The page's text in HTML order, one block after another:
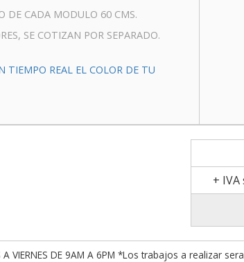
DE CADA MODULO 60 CMS.
SE COTIZAN POR SEPARADO.
TIEMPO REAL EL COLOR DE TU
+
CONTRATO. a) EL CLIENTE pagará a ON TIME la cantidad del 25% del monto contratado , A LA FIRMA DEL PRESENTE CONTRATO como anticipo del trabajo. b) EL CLIENTE pagará a ON TIME la cantidad de 75% del total contratado, PREVIO A LA PRIMERA VISITA DE INSTALACIÓN PARA PODER EFECTUARLA, como pago total del trabajo contratado. Todo esto sin incluir el Apartado de Extras y elementos adicionales. Si al Momento de Agendar Instalación por parte de ON TIME, EL CLIENTE no puede recibir su proyecto: EL CLIENTE deberá pagar a ON TIME el 30% del monto total del contrato como ANTICIPO al PROYECTO. En caso de no realizar este ABONO PARCIAL, EL CLIENTE ACEPTA un cargo de $5,000 pesos por mes, adicional al monto del contrato, por almacenamiento y resguardo de su proyecto. CUARTA. – CANCELACION, En caso de que EL CLIENTE cancele o suspenda los pagos (un maximo de 45 dias naturales apartir del ultimo pago), deberá pagar una penalización por honorarios de $10,000 diez mil pesos adicionales al Anticipo, Dicho Anticipo será sin Reembolso ni Aplicable al monto de penalización. EL CLIENTE deberá cumplir forzosamente con las clausulas CATORCE Y DIECISEIS. ASI COMO LA ELIMINACION POR COMPLETO DE LA CLAUSULA DE GARANTIA. EL TERMINO DEL PRESENTE CONTRATO ES POR UN PLAZO NO MAYOR DE 90 DIAS NATURALES HASTA SU RESCISION Y DADO POR TERMINADO. Si se requiere ampliar EL CLIENTE, se debera solicitar por escrito con autorizacion por parte de ON TIME. QUINTA.- GASTOS. El precio estipulado en la cláusula segunda del presente instrumento, de ninguna manera incluye los gastos que pudieran derivarse en el cumplimiento de las obligaciones de ON TIME, en caso de existir la necesidad de que ON TIME se traslade a cualquier otra ciudad de la República Mexicana, los gastos correrán por cuenta de EL CLIENTE. Estos gastos incluirán, los costos que generen el transporte, los alimentos y el hospedaje. Sin embargo, no se cobrará a EL CLIENTE ningún tipo de honorario especial por concepto de prestación de servicios foráneos. Se considera como gastos foraneos a los hechos en instalaciones fuera de la ciudad de la sucursal en la que se contrato el servicio. En Trabajos Foráneos el CLIENTE autoriza que No aplica la Garantía Entrega a Tiempo como tal, sino con el incremento de 7 días extra, y la Póliza de Garantía estará limitada a máximo 1 visita durante el total de la vida de la póliza. SEXTA. – REQUERIMIENTOS TECNICOS. Una vez reunida la información, ONTIME requiere de 2 días hábiles para la elaboración de la Primera revisión del Proyecto, y 1 día hábil para las modifiaciones solicitadas. Al Instalar es obligación de EL CLIENTE proporcional al menos la cantidad de 36 horas laborales para la instalacion de su trabajo. Es Obligacion de EL CLIENTE, tener el area de instalacion LISTA sin obstaculos, ni personal ajeno a ON TIME en el area de instalacion, por motivos de seguridad. Asi como las modificaciones hechas previamente requeridas. NO SE INICIARAN TRABAJOS CON PERSONAL AJENO A ON TIME. Así como requerimos la documentación, planos, energia electrica a no maximo 3 metros de la instalación,